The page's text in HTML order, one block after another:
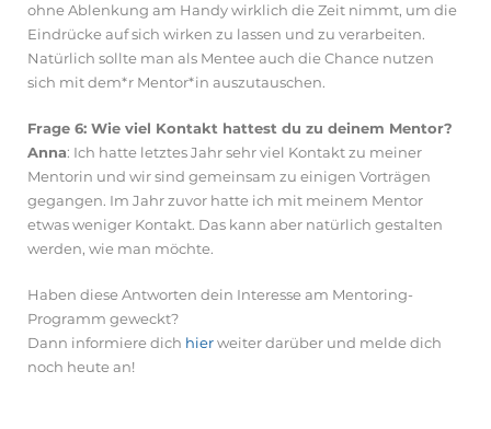
ohne Ablenkung am Handy wirklich die Zeit nimmt, um die
Eindrücke auf sich wirken zu lassen und zu verarbeiten.
Natürlich sollte man als Mentee auch die Chance nutzen
sich mit dem*r Mentor*in auszutauschen.
Frage 6: Wie viel Kontakt hattest du zu deinem Mentor?
Anna: Ich hatte letztes Jahr sehr viel Kontakt zu meiner
Mentorin und wir sind gemeinsam zu einigen Vorträgen
gegangen. Im Jahr zuvor hatte ich mit meinem Mentor
etwas weniger Kontakt. Das kann aber natürlich gestalten
werden, wie man möchte.
Haben diese Antworten dein Interesse am Mentoring-
Programm geweckt?
Dann informiere dich hierweiter darüber und melde dich
noch heute an!